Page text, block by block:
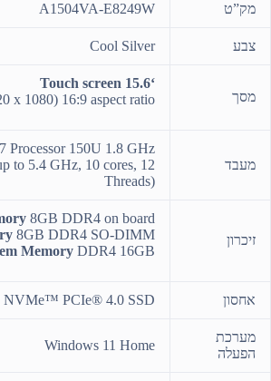
מק”ט A1504VA-E8249W
צבע Cool Silver
מסך
‘15.6 Touch screen
x 1080) 16:9 aspect ratio
מעבד
150U 1.8 GHz
to 5.4 GHz, 10 cores, 12
Threads)
זיכרון
8GB DDR4 on board
8GB DDR4 SO-DIMM
Memory DDR4 16GB
אחסון NVMe™ PCIe® 4.0 SSD
מערכת
הפעלה
Windows 11 Home